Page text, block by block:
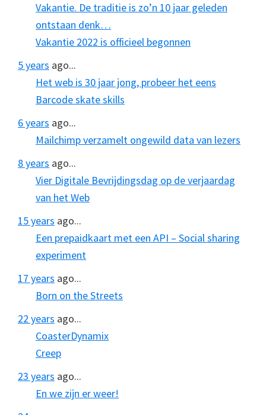
Vakantie. De traditie is zo’n 10 jaar geleden
ontstaan denk…
Vakantie 2022 is officieel begonnen
5 years ago...
Het web is 30 jaar jong, probeer het eens
Barcode skate skills
6 years ago...
Mailchimp verzamelt ongewild data van lezers
8 years ago...
Vier Digitale Bevrijdingsdag op de verjaardag
van het Web
15 years ago...
Een prepaidkaart met een API – Social sharing
experiment
17 years ago...
Born on the Streets
22 years ago...
CoasterDynamix
Creep
23 years ago...
En we zijn er weer!